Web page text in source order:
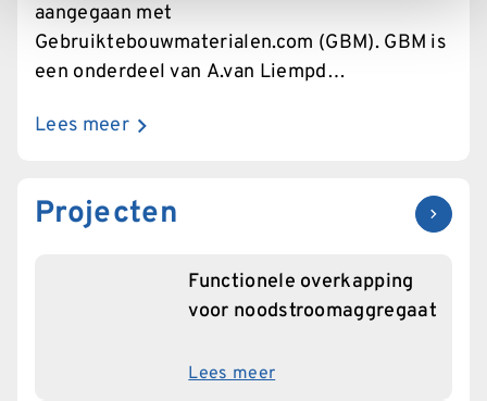
aangegaan met
Gebruiktebouwmaterialen.com (GBM). GBM is
een onderdeel van A.van Liempd
dé specialist in duurzaam slopen en het
Lees meer
Projecten
Functionele overkapping
voor noodstroomaggregaat
Lees meer